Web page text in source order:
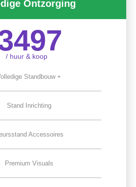
Ontzorging
/ huur & koop
Standbouw +
Stand Inrichting
Accessoires
Premium Visuals